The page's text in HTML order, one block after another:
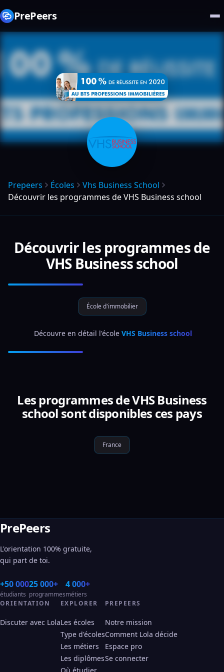
PrePeers
Prepeers Écoles
Vhs Business School
Découvrir les programmes de VHS Business school
Découvrir les programmes de
VHS Business school
École d'immobilier
Découvre en détail l'école VHS Business school
Les programmes de VHS Business
school sont disponibles ces pays
France
PrePeers
L'orientation 100% gratuite,
qui part de toi.
+50 000
étudiants
25 000+
programmes
4 000+
métiers
ORIENTATION
Discuter avec Lola
EXPLORER
Les écoles
Type d'écoles
Les métiers
Les diplômes
PREPEERS
Notre mission
Comment Lola décide
Espace pro
Se connecter